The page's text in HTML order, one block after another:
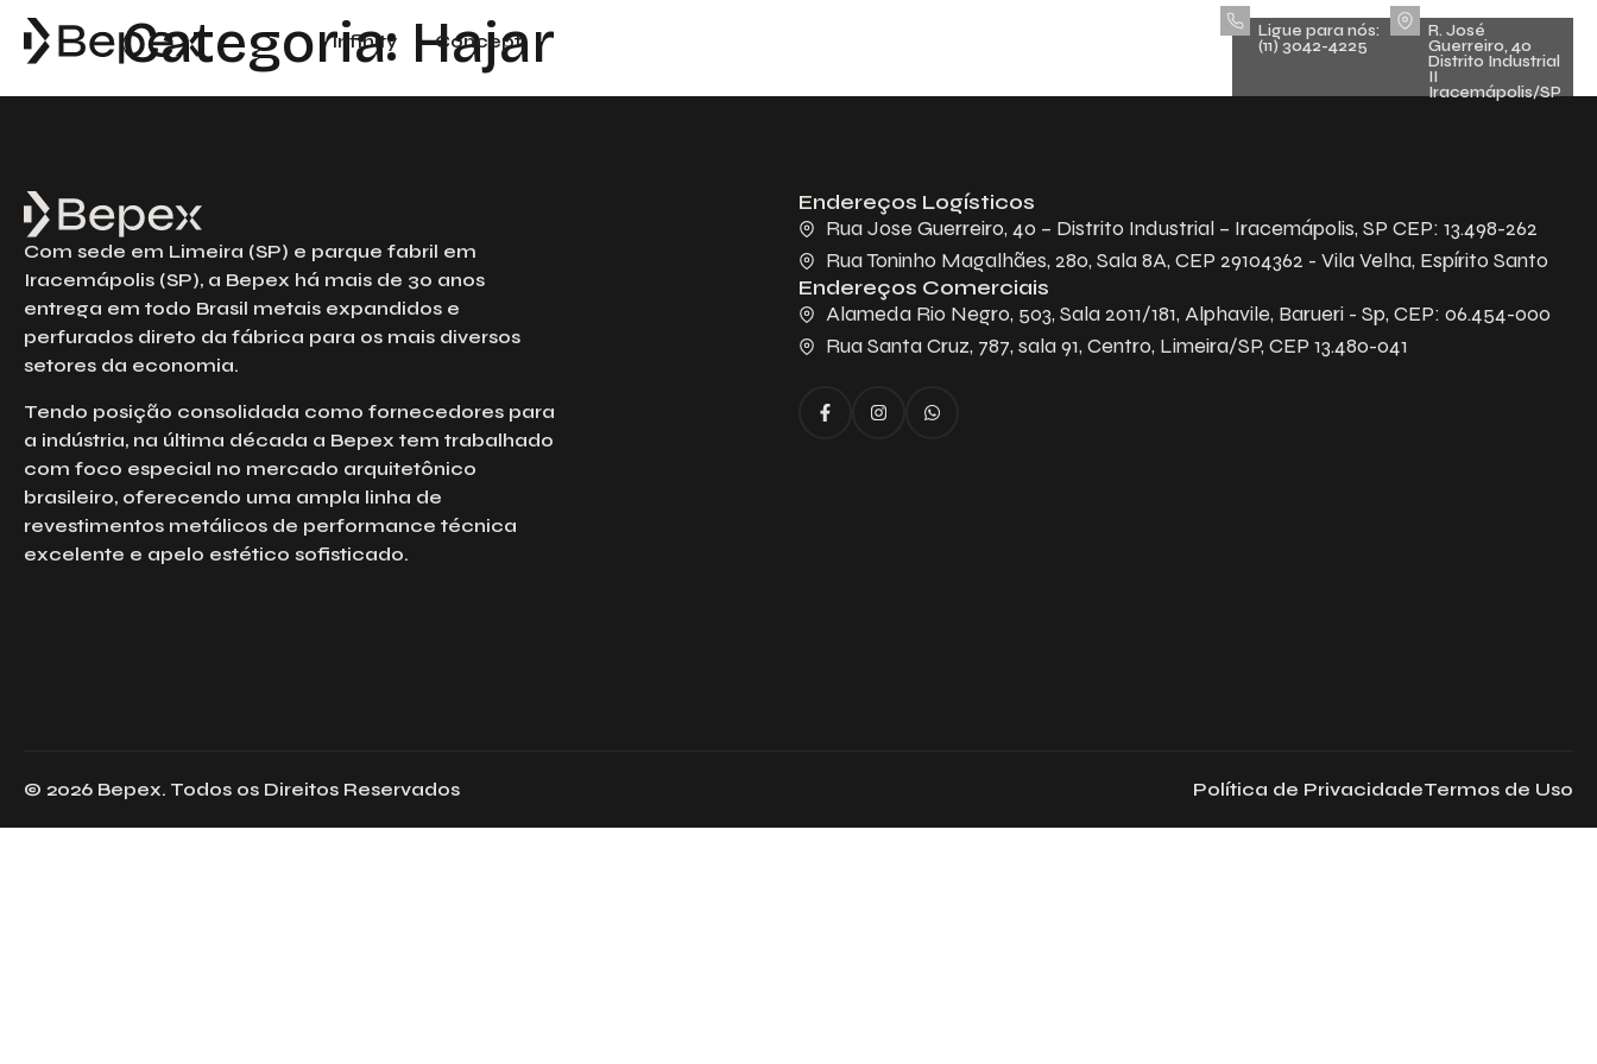
Infinity Concept
Ligue para nós:
(11) 3042-4225
R. José
Guerreiro, 40
Distrito Industrial
II
Iracemápolis/SP
Categoria: Hajar
Com sede em Limeira (SP) e parque fabril em
Iracemápolis (SP), a Bepex há mais de 30 anos
entrega em todo Brasil metais expandidos e
perfurados direto da fábrica para os mais diversos
setores da economia.
Tendo posição consolidada como fornecedores para
a indústria, na última década a Bepex tem trabalhado
com foco especial no mercado arquitetônico
brasileiro, oferecendo uma ampla linha de
revestimentos metálicos de performance técnica
excelente e apelo estético sofisticado.
Endereços Logísticos
Rua Jose Guerreiro, 40 – Distrito Industrial – Iracemápolis, SP CEP: 13.498-262
Rua Toninho Magalhães, 280, Sala 8A, CEP 29104362 - Vila Velha, Espírito Santo
Endereços Comerciais
Alameda Rio Negro, 503, Sala 2011/181, Alphavile, Barueri - Sp, CEP: 06.454-000
Rua Santa Cruz, 787, sala 91, Centro, Limeira/SP, CEP 13.480-041
© 2026 Bepex. Todos os Direitos Reservados Política de PrivacidadeTermos de Uso